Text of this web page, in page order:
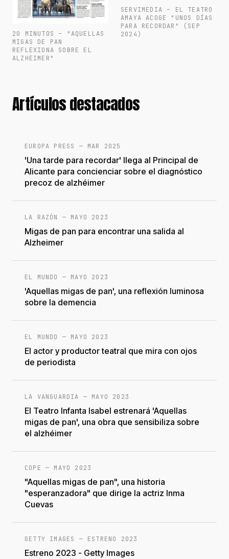
20 MINUTOS – "AQUELLAS
MIGAS DE PAN
REFLEXIONA SOBRE EL
ALZHEIMER"
SERVIMEDIA – EL TEATRO
AMAYA ACOGE "UNOS DÍAS
PARA RECORDAR" (SEP
2024)
Artículos destacados
EUROPA PRESS — MAR 2025
'Una tarde para recordar' llega al Principal de
Alicante para concienciar sobre el diagnóstico
precoz de alzhéimer
LA RAZÓN — MAYO 2023
Migas de pan para encontrar una salida al
Alzheimer
EL MUNDO — MAYO 2023
'Aquellas migas de pan', una reflexión luminosa
sobre la demencia
EL MUNDO — MAYO 2023
El actor y productor teatral que mira con ojos
de periodista
LA VANGUARDIA — MAYO 2023
El Teatro Infanta Isabel estrenará 'Aquellas
migas de pan', una obra que sensibiliza sobre
el alzhéimer
COPE — MAYO 2023
"Aquellas migas de pan", una historia
"esperanzadora" que dirige la actriz Inma
Cuevas
GETTY IMAGES — ESTRENO 2023
Estreno 2023 - Getty Images